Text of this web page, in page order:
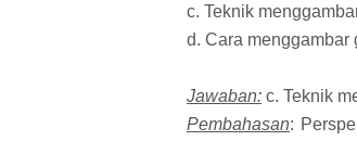
c. Teknik
d. Cara menggambar
Jawaban: c. Teknik
Pembahasan: